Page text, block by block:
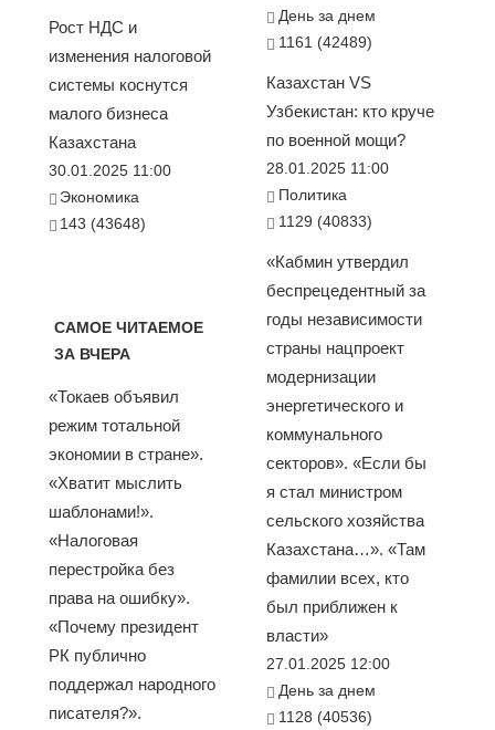
Рост НДС и
изменения налоговой
системы коснутся
малого бизнеса
Казахстана
30.01.2025 11:00
Экономика
143 (43648)
САМОЕ ЧИТАЕМОЕ
ЗА ВЧЕРА
«Токаев объявил
режим тотальной
экономии в стране».
«Хватит мыслить
шаблонами!».
«Налоговая
перестройка без
права на ошибку».
«Почему президент
РК публично
поддержал народного
писателя?».
День за днем
1161 (42489)
Казахстан VS
Узбекистан: кто круче
по военной мощи?
28.01.2025 11:00
Политика
1129 (40833)
«Кабмин утвердил
беспрецедентный за
годы независимости
страны нацпроект
модернизации
энергетического и
коммунального
секторов». «Если бы
я стал министром
сельского хозяйства
Казахстана…». «Там
фамилии всех, кто
был приближен к
власти»
27.01.2025 12:00
День за днем
1128 (40536)